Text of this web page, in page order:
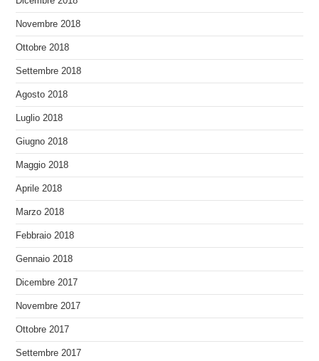
Novembre 2018
Ottobre 2018
Settembre 2018
Agosto 2018
Luglio 2018
Giugno 2018
Maggio 2018
Aprile 2018
Marzo 2018
Febbraio 2018
Gennaio 2018
Dicembre 2017
Novembre 2017
Ottobre 2017
Settembre 2017